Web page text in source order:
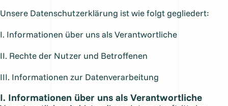
Unsere Datenschutzerklärung ist wie folgt gegliedert:
I. Informationen über uns als Verantwortliche
II. Rechte der Nutzer und Betroffenen
III. Informationen zur Datenverarbeitung
I. Informationen über uns als Verantwortliche